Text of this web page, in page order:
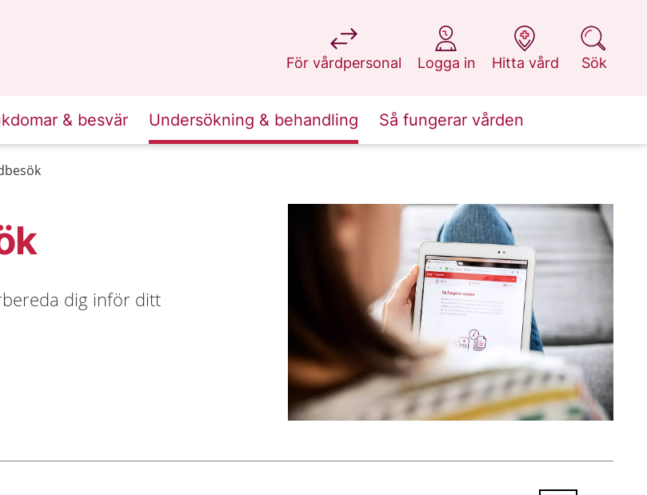
För vårdpersonal
på 1177.se
Logga in
på 1177.se
Hitta vård
på 1177.se
Sök
på 1177.se
& besvär Undersökning & behandling Så fungerar vården
dig inför ditt